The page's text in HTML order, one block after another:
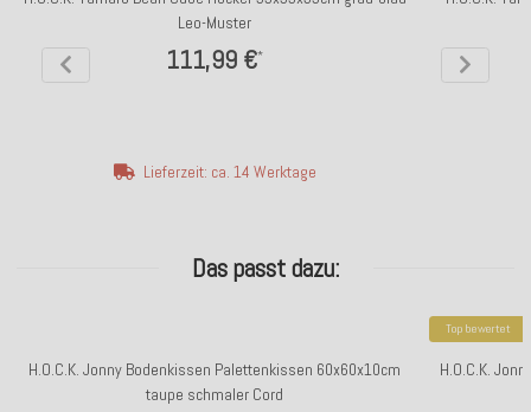
Leo-Muster
111,99 €*
Lieferzeit: ca. 14 Werktage
Das passt dazu:
H.O.C.K. Jonny Bodenkissen Palettenkissen 60x60x10cm
taupe schmaler Cord
Top bewertet
H.O.C.K.